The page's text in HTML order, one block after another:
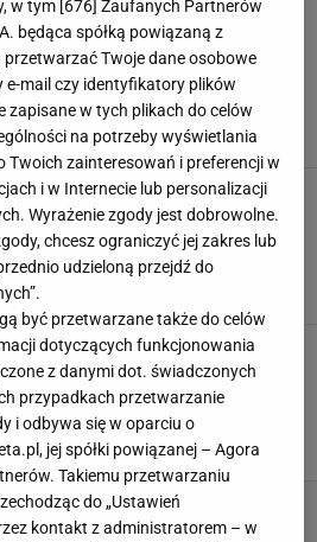
w kolorze kawy z mlekiem są nie
Zara też ma sporo perełek na
24 LUTEGO 2026, 21:17
promienieje, wszystko dzięki
Wybrała wiosenny klasyk, który
w sekundę
W materiale zamieszczono linki
z wyprzedaży Mohito jest
Zostało już tylko kilka, ale w
są podobne
Korotko, W materiale zamieszczono linki
22 MARCA 2024, 14:53
w tym [676] Zaufanych Partnerów
będąca spółką powiązaną z
przetwarzać Twoje dane osobowe
e-mail czy identyfikatory plików
zapisane w tych plikach do celów
na potrzeby wyświetlania
Twoich zainteresowań i preferencji w
i w Internecie lub personalizacji
Wyrażenie zgody jest dobrowolne.
chcesz ograniczyć jej zakres lub
udzieloną przejdź do
być przetwarzane także do celów
dotyczących funkcjonowania
z danymi dot. świadczonych
przypadkach przetwarzanie
i odbywa się w oparciu o
jej spółki powiązanej – Agora
Takiemu przetwarzaniu
do „Ustawień
kontakt z administratorem – w